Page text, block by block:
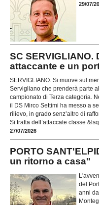
29/07/
SC
attaccante e un
SERVIGLIANO. Si muove sul
Servigliano che prenderà parte
campionato di Terza categoria.
il DS Mirco Settimi ha messo a
rilievo, in grado senz’altro di
Si tratta dell’attaccate classe
27/07/2026
PORTO
un ritorno a casa"
del
anni